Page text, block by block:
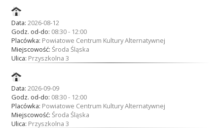
Data: 2026-08-12
Godz. od-do: 08:30 - 12:00
Placówka: Powiatowe Centrum Kultury Alternatywnej
Miejscowość: Środa Śląska
Ulica: Przyszkolna 3
Data: 2026-09-09
Godz. od-do: 08:30 - 12:00
Placówka: Powiatowe Centrum Kultury Alternatywnej
Miejscowość: Środa Śląska
Ulica: Przyszkolna 3